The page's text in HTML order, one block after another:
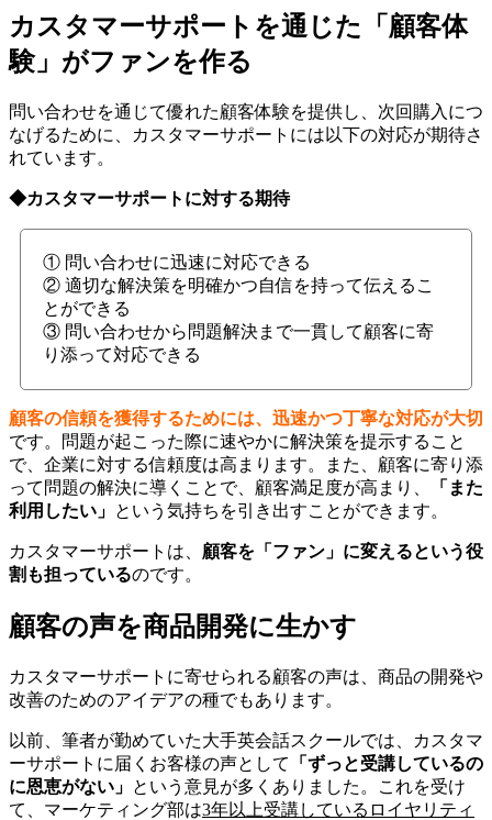
カスタマーサポートを通じた「顧客体
験」がファンを作る
問い合わせを通じて優れた顧客体験を提供し、次回購入につ
なげるために、カスタマーサポートには以下の対応が期待さ
れています。
◆カスタマーサポートに対する期待
① 問い合わせに迅速に対応できる
② 適切な解決策を明確かつ自信を持って伝えるこ
とができる
③ 問い合わせから問題解決まで一貫して顧客に寄
り添って対応できる
顧客の信頼を獲得するためには、迅速かつ丁寧な対応が大切
です。問題が起こった際に速やかに解決策を提示すること
で、企業に対する信頼度は高まります。また、顧客に寄り添
って問題の解決に導くことで、顧客満足度が高まり、
「また
利用したい」 という気持ちを引き出すことができます。
カスタマーサポートは、 顧客を「ファン」に変えるという役
割も担っているのです。
顧客の声を商品開発に生かす
カスタマーサポートに寄せられる顧客の声は、商品の開発や
改善のためのアイデアの種でもあります。
以前、筆者が勤めていた大手英会話スクールでは、カスタマ
ーサポートに届くお客様の声として
「ずっと受講しているの
に恩恵がない」 という意見が多くありました。これを受け
て、マーケティング部は3年以上受講しているロイヤリティ